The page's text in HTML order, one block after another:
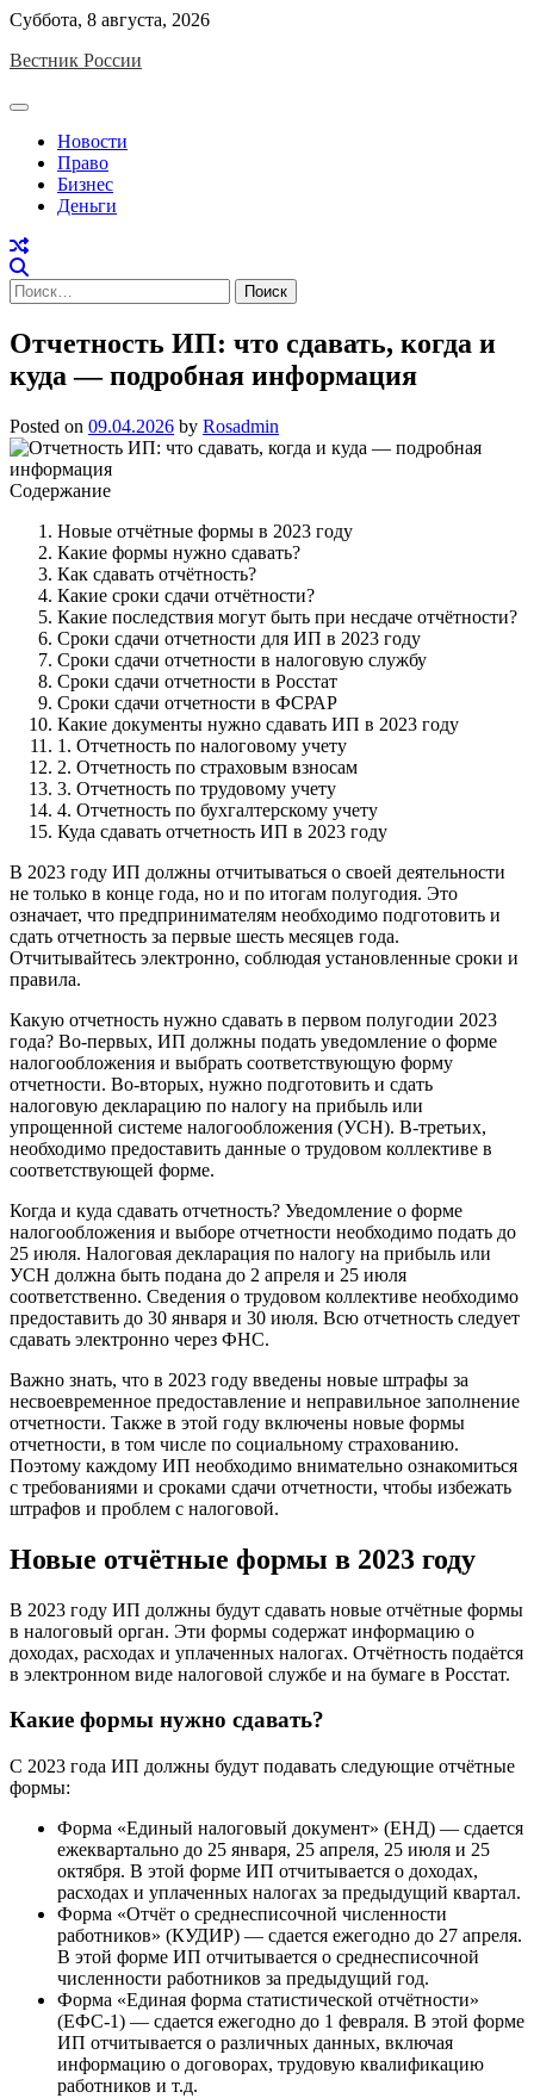
Skip
content
Суббота, 8 августа, 2026
Вестник России
Новости
Право
Бизнес
Деньги
Найти:
Отчетность ИП: что сдавать, когда и
куда — подробная информация
Posted on 09.04.2026 by Rosadmin
Содержание
Новые отчётные формы в 2023 году
Какие формы нужно сдавать?
Как сдавать отчётность?
Какие сроки сдачи отчётности?
Какие последствия могут быть при несдаче отчётности?
Сроки сдачи отчетности для ИП в 2023 году
Сроки сдачи отчетности в налоговую службу
Сроки сдачи отчетности в Росстат
Сроки сдачи отчетности в ФСРАР
Какие документы нужно сдавать ИП в 2023 году
1. Отчетность по налоговому учету
2. Отчетность по страховым взносам
3. Отчетность по трудовому учету
4. Отчетность по бухгалтерскому учету
Куда сдавать отчетность ИП в 2023 году
В 2023 году ИП должны отчитываться о своей деятельности
не только в конце года, но и по итогам полугодия. Это
означает, что предпринимателям необходимо подготовить и
сдать отчетность за первые шесть месяцев года.
Отчитывайтесь электронно, соблюдая установленные сроки и
правила.
Какую отчетность нужно сдавать в первом полугодии 2023
года? Во-первых, ИП должны подать уведомление о форме
налогообложения и выбрать соответствующую форму
отчетности. Во-вторых, нужно подготовить и сдать
налоговую декларацию по налогу на прибыль или
упрощенной системе налогообложения (УСН). В-третьих,
необходимо предоставить данные о трудовом коллективе в
соответствующей форме.
Когда и куда сдавать отчетность? Уведомление о форме
налогообложения и выборе отчетности необходимо подать до
25 июля. Налоговая декларация по налогу на прибыль или
УСН должна быть подана до 2 апреля и 25 июля
соответственно. Сведения о трудовом коллективе необходимо
предоставить до 30 января и 30 июля. Всю отчетность следует
сдавать электронно через ФНС.
Важно знать, что в 2023 году введены новые штрафы за
несвоевременное предоставление и неправильное заполнение
отчетности. Также в этой году включены новые формы
отчетности, в том числе по социальному страхованию.
Поэтому каждому ИП необходимо внимательно ознакомиться
с требованиями и сроками сдачи отчетности, чтобы избежать
штрафов и проблем с налоговой.
Новые отчётные формы в 2023 году
В 2023 году ИП должны будут сдавать новые отчётные формы
в налоговый орган. Эти формы содержат информацию о
доходах, расходах и уплаченных налогах. Отчётность подаётся
в электронном виде налоговой службе и на бумаге в Росстат.
Какие формы нужно сдавать?
С 2023 года ИП должны будут подавать следующие отчётные
формы:
Форма «Единый налоговый документ» (ЕНД) — сдается
ежеквартально до 25 января, 25 апреля, 25 июля и 25
октября. В этой форме ИП отчитывается о доходах,
расходах и уплаченных налогах за предыдущий квартал.
Форма «Отчёт о среднесписочной численности
работников» (КУДИР) — сдается ежегодно до 27 апреля.
В этой форме ИП отчитывается о среднесписочной
численности работников за предыдущий год.
Форма «Единая форма статистической отчётности»
(ЕФС-1) — сдается ежегодно до 1 февраля. В этой форме
ИП отчитывается о различных данных, включая
информацию о договорах, трудовую квалификацию
работников и т.д.